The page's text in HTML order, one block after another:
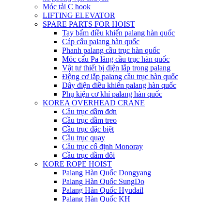
Móc tải C hook
LIFTING ELEVATOR
SPARE PARTS FOR HOIST
Tay bấm điều khiển palang hàn quốc
Cáp cẩu palang hàn quốc
Phanh palang cầu trục hàn quốc
Móc cẩu Pa lăng cầu trục hàn quốc
Vật tư thiết bị điện lắp trong palang
Động cơ lắp palang cầu trục hàn quốc
Dây điện điều khiển palang hàn quốc
Phụ kiện cơ khí palang hàn quốc
KOREA OVERHEAD CRANE
Cầu trục dầm đơn
Cầu trục dầm treo
Cầu trục đặc biệt
Cầu trục quay
Cầu trục cố định Monoray
Cầu trục dầm đôi
KORE ROPE HOIST
Palang Hàn Quốc Dongyang
Palang Hàn Quốc SungDo
Palang Hàn Quốc Hyudail
Palang Hàn Quốc KH